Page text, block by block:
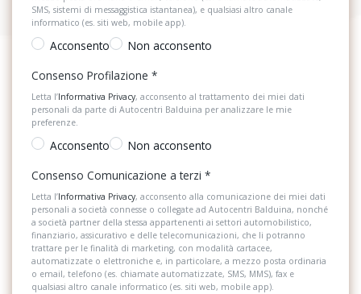
SMS, sistemi di messaggistica istantanea), e qualsiasi altro canale
informatico (es. siti web, mobile app).
Acconsento
Non acconsento
Consenso Profilazione *
Letta l’Informativa Privacy, acconsento al trattamento dei miei dati
personali da parte di Autocentri Balduina per analizzare le mie
preferenze.
Acconsento
Non acconsento
Consenso Comunicazione a terzi *
Letta l’Informativa Privacy, acconsento alla comunicazione dei miei dati
personali a società connesse o collegate ad Autocentri Balduina, nonché
a società partner della stessa appartenenti ai settori automobilistico,
finanziario, assicurativo e delle telecomunicazioni, che li potranno
trattare per le finalità di marketing, con modalità cartacee,
automatizzate o elettroniche e, in particolare, a mezzo posta ordinaria
o email, telefono (es. chiamate automatizzate, SMS, MMS), fax e
qualsiasi altro canale informatico (es. siti web, mobile app).